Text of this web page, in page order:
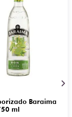
Baraima
ml